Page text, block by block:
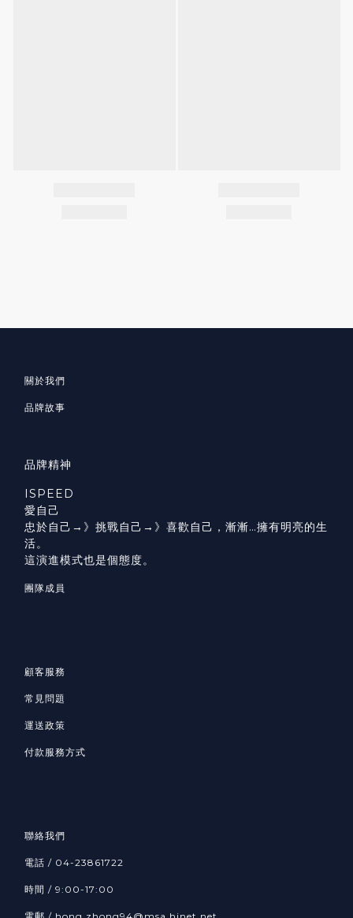
關於我們
品牌故事
品牌精神
ISPEED
愛自己
忠於自己→》挑戰自己→》喜歡自己，漸漸…擁有明亮的生
活。
這演進模式也是個態度。
團隊成員
顧客服務
常見問題
運送政策
付款服務方式
聯絡我們
電話 / 04-23861722
時間 / 9:00-17:00